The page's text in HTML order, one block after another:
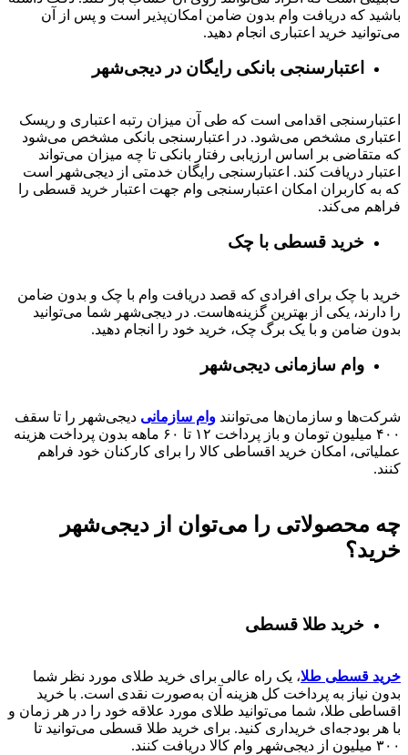
باشید که دریافت وام بدون ضامن امکان‌پذیر است و پس از آن
می‌توانید خرید اعتباری انجام دهید.
اعتبارسنجی بانکی رایگان در دیجی‌شهر
اعتبارسنجی اقدامی است که طی آن میزان رتبه اعتباری و ریسک
اعتباری مشخص می‌شود. در اعتبارسنجی بانکی مشخص می‌شود
که متقاضی بر اساس ارزیابی رفتار بانکی تا چه میزان می‌تواند
اعتبار دریافت کند. اعتبارسنجی رایگان خدمتی از دیجی‌شهر است
که به کاربران امکان اعتبارسنجی وام جهت اعتبار خرید قسطی را
فراهم می‌کند.
خرید قسطی با چک
خرید با چک برای افرادی که قصد دریافت وام با چک و بدون ضامن
را دارند، یکی از بهترین گزینه‌هاست. در دیجی‌شهر شما می‌توانید
بدون ضامن و با یک برگ چک، خرید خود را انجام دهید.
وام سازمانی دیجی‌شهر
شرکت‌ها و سازمان‌ها می‌توانند وام سازمانی دیجی‌شهر را تا سقف
۴۰۰ میلیون تومان و باز پرداخت ۱۲ تا ۶۰
ماهه بدون پرداخت هزینه
عملیاتی، امکان خرید اقساطی کالا را برای کارکنان خود فراهم
کنند.
چه محصولاتی را می‌توان از دیجی‌شهر
خرید؟
خرید طلا قسطی
خرید قسطی طلا، یک راه عالی برای خرید طلای مورد نظر شما
بدون نیاز به پرداخت کل هزینه آن به‌صورت نقدی است. با خرید
اقساطی طلا، شما می‌توانید طلای مورد علاقه خود را در هر زمان و
با هر بودجه‌ای خریداری کنید. برای خرید طلا قسطی می‌توانید تا
۳۰۰ میلیون از دیجی‌شهر وام کالا دریافت کنند.